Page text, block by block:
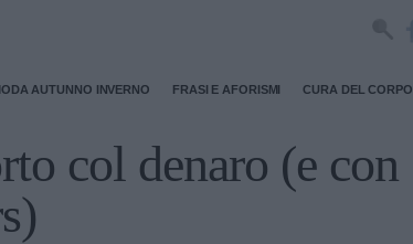
AUTUNNO INVERNO FRASI E AFORISMI CURA DEL CORPO
col denaro (e con